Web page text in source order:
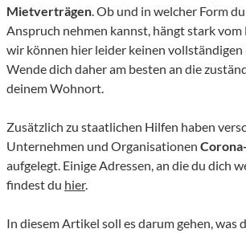
Mietverträgen . Ob und in welcher Form
Anspruch nehmen kannst, hängt stark vom
wir können hier leider keinen vollständigen
Wende dich daher am besten an die
deinem Wohnort.
Zusätzlich zu staatlichen Hilfen haben
Unternehmen und Organisationen
aufgelegt. Einige Adressen, an die du dich
findest du hier.
In diesem Artikel soll es darum gehen, was